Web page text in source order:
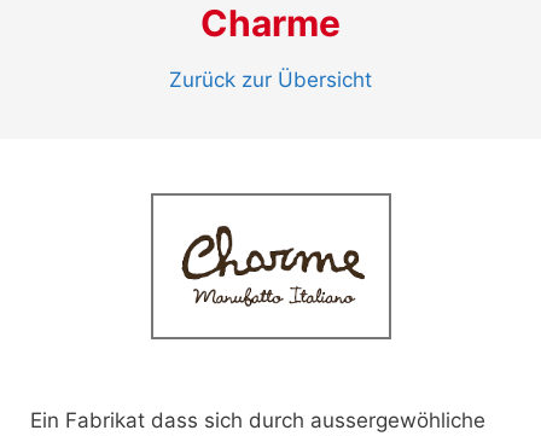
Charme
Zurück zur Übersicht
Ein Fabrikat dass sich durch aussergewöhliche